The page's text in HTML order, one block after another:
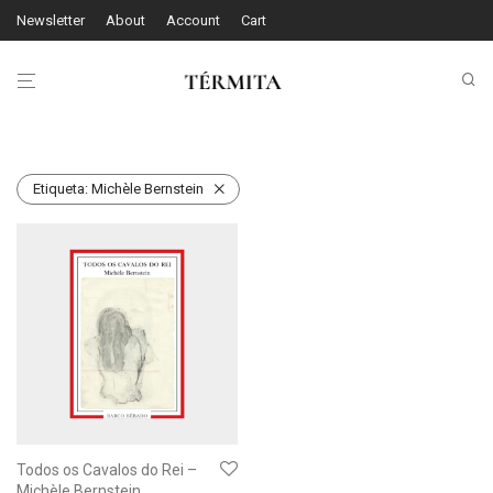
Newsletter About Account Cart
Etiqueta: Michèle Bernstein
Todos os Cavalos do Rei –